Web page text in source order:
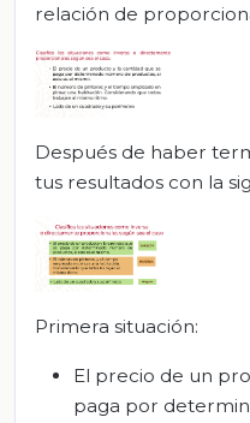
relación de
Después de haber
tus resultados con la
Primera situación:
El precio de un
paga por